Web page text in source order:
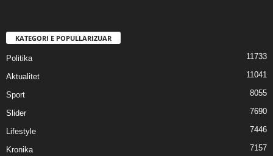
KATEGORI E POPULLARIZUAR
Politika 11733
Aktualitet 11041
Sport 8055
Slider 7690
Lifestyle 7446
Kronika 7157